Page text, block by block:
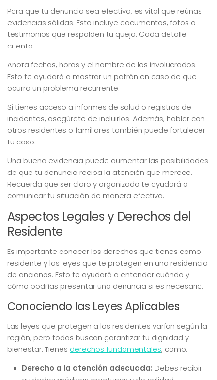
Para que tu denuncia sea efectiva, es vital que reúnas
evidencias sólidas. Esto incluye documentos, fotos o
testimonios que respalden tu queja. Cada detalle
cuenta.
Anota fechas, horas y el nombre de los involucrados.
Esto te ayudará a mostrar un patrón en caso de que
ocurra un problema recurrente.
Si tienes acceso a informes de salud o registros de
incidentes, asegúrate de incluirlos. Además, hablar con
otros residentes o familiares también puede fortalecer
tu caso.
Una buena evidencia puede aumentar las posibilidades
de que tu denuncia reciba la atención que merece.
Recuerda que ser claro y organizado te ayudará a
comunicar tu situación de manera efectiva.
Aspectos Legales y Derechos del
Residente
Es importante conocer los derechos que tienes como
residente y las leyes que te protegen en una residencia
de ancianos. Esto te ayudará a entender cuándo y
cómo podrías presentar una denuncia si es necesario.
Conociendo las Leyes Aplicables
Las leyes que protegen a los residentes varían según la
región, pero todas buscan garantizar tu dignidad y
bienestar. Tienes derechos fundamentales, como:
Derecho a la atención adecuada: Debes recibir